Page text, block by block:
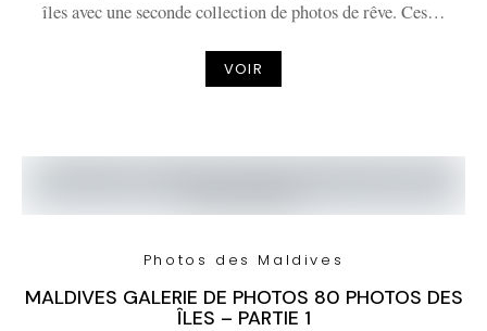
îles avec une seconde collection de photos de rêve. Ces…
VOIR
Photos des Maldives
MALDIVES GALERIE DE PHOTOS 80 PHOTOS DES
ÎLES – PARTIE 1